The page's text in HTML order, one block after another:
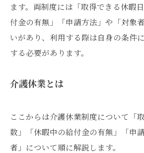
ます。両制度には「取得できる休暇
付金の有無」「申請方法」や「対象
いがあり、利用する際は自身の条件
する必要があります。
介護休業とは
ここからは介護休業制度について「
数」「休暇中の給付金の有無」「申
者」について順に解説します。